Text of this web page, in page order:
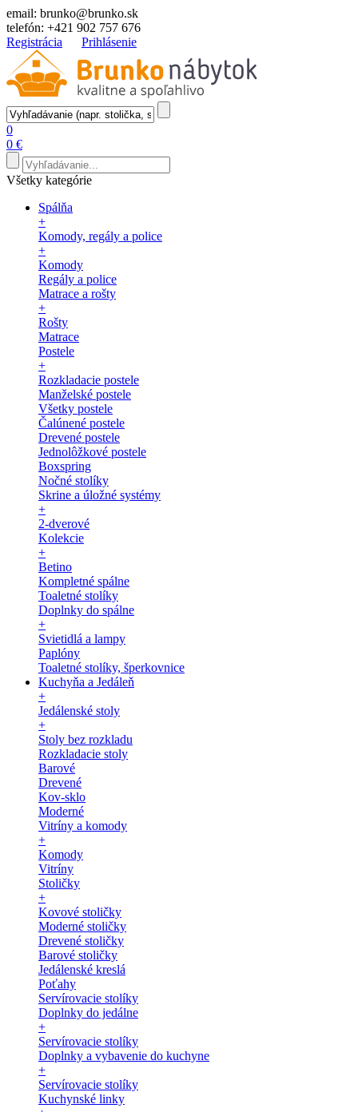
email: brunko@brunko.sk
telefón: +421 902 757 676
Registrácia
Prihlásenie
0
0 €
Všetky kategórie
Spálňa
+
Komody, regály a police
+
Komody
Regály a police
Matrace a rošty
+
Rošty
Matrace
Postele
+
Rozkladacie postele
Manželské postele
Všetky postele
Čalúnené postele
Drevené postele
Jednolôžkové postele
Boxspring
Nočné stolíky
Skrine a úložné systémy
+
2-dverové
Kolekcie
+
Betino
Kompletné spálne
Toaletné stolíky
Doplnky do spálne
+
Svietidlá a lampy
Paplóny
Toaletné stolíky, šperkovnice
Kuchyňa a Jedáleň
+
Jedálenské stoly
+
Stoly bez rozkladu
Rozkladacie stoly
Barové
Drevené
Kov-sklo
Moderné
Vitríny a komody
+
Komody
Vitríny
Stoličky
+
Kovové stoličky
Moderné stoličky
Drevené stoličky
Barové stoličky
Jedálenské kreslá
Poťahy
Servírovacie stolíky
Doplnky do jedálne
+
Servírovacie stolíky
Doplnky a vybavenie do kuchyne
+
Servírovacie stolíky
Kuchynské linky